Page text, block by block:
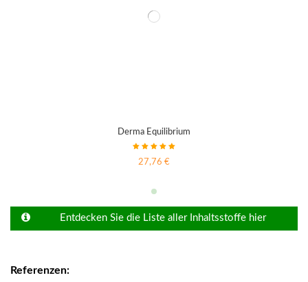
Derma Equilibrium
27,76 €
Entdecken Sie die Liste aller Inhaltsstoffe hier
Referenzen: